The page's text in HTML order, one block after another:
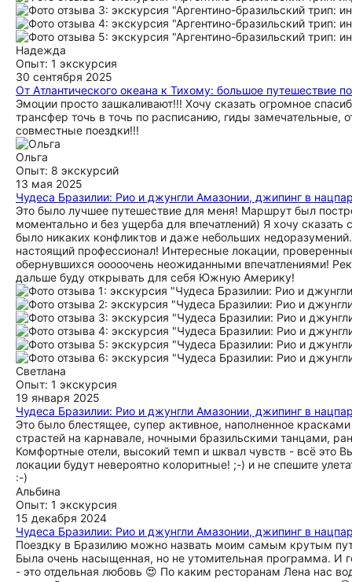
Надежда
Опыт: 1 экскурсия
30 сентября 2025
От Атлантического океана к Тихому: большое путешествие
Эмоции просто зашкаливают!!! Хочу сказать огромное
трансфер точь в точь по расписанию, гиды
совместные поездки!!!
Ольга
Опыт: 8 экскурсий
13 мая 2025
Чудеса Бразилии: Рио и джунгли Амазонии, джипинг в
Это было лучшее путешествие для меня! Маршрут был
моментально и без ущерба для впечатлений) Я хочу
было никаких конфликтов и даже небольших
настоящий профессионал! Интересные локации,
обернувшихся ооооочень неожиданными впечатлениями!
дальше буду открывать для себя Южную Америку!
Светлана
Опыт: 1 экскурсия
19 января 2025
Чудеса Бразилии: Рио и джунгли Амазонии, джипинг в
Это было блестящее, супер активное, наполненное
страстей на карнавале, ночными бразильскими танцами,
Комфортные отели, высокий темп и шквал чувств - всё это
локации будут невероятно колоритные! ;-) и не спешите
:-)
Альбина
Опыт: 1 экскурсия
15 декабря 2024
Чудеса Бразилии: Рио и джунгли Амазонии, джипинг в
Поездку в Бразилию можно назвать моим самым крутым
Была очень насыщенная, но не утомительная программа. И
- это отдельная любовь 😍 По каким ресторанам Лена нас